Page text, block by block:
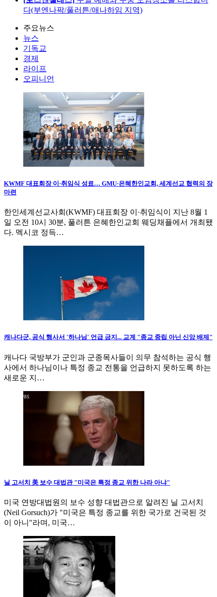
다(부엔나팍/풀러튼/애나하임 지역)
주요뉴스
뉴스
기독교
경제
라이프
오피니언
KWMF 대표회장 이·취임식 성료… GMU·은혜한인교회, 세계선교 협력의 장
마련
한인세계선교사회(KWMF) 대표회장 이·취임식이 지난 8월 1
일 오전 10시 30분, 풀러튼 은혜한인교회 웨딩채플에서 개최됐
다. 멕시코 정득…
캐나다군, 공식 행사서 '하나님' 언급 금지... 교계 "종교 중립 아닌 신앙 배제"
캐나다 국방부가 군인과 군종목사들이 의무 참석하는 공식 행
사에서 하나님이나 특정 종교 전통을 언급하지 못하도록 하는
새로운 지…
닐 고서치 美 보수 대법관 "미국은 특정 종교 위한 나라 아냐"
미국 연방대법원의 보수 성향 대법관으로 알려진 닐 고서치
(Neil Gorsuch)가 "미국은 특정 종교를 위한 국가로 건국된 것
이 아니"라며, 미국…